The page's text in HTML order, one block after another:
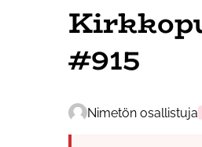
#915
Nimetön osallistuja